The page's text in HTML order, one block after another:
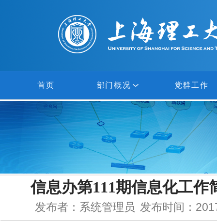
首页 部门概况
网络中心
信息中心
党群工作
信息办第111期信息化工作
发布者：系统管理员 发布时间：